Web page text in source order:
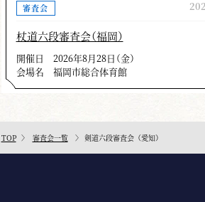
七・六段は指導者ですから、
解説書』『講習会資料』等でよ
得に励んでもらいたいと思いま
終わりに、剣道形について先
ていても、精一杯の気迫がこも
基礎的な技、即ち、抜き技、す
れば、形の効果はすこぶる大き
審査会
杖道六段審査会（福岡）
開催日
2026年8月28日（金）
会場名
福岡市総合体育館
TOP 審査会一覧 剣道六段審査会（愛知）